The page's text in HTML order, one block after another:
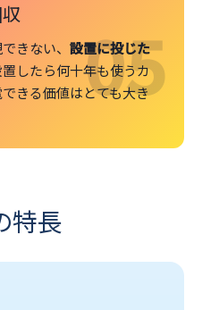
05
きない、 設置に投じた
したら何十年も使うカ
きる価値はとても大き
特長